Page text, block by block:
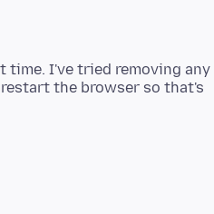
time. I've tried removing any
the browser so that's